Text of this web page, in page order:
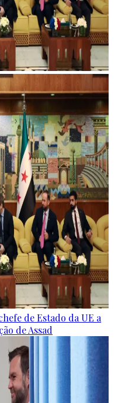
de Estado da UE a
de Assad